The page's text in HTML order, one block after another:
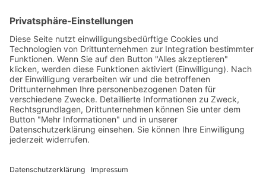
Presse
Veranstaltungen
Newsletter Archiv
RECHTLICHES
Impressum
Statement zur Barrierefreiheit